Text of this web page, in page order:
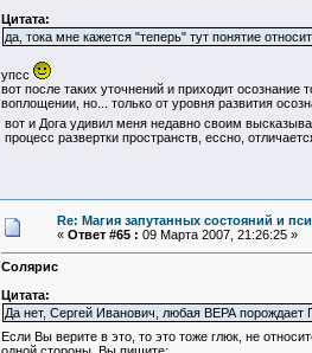
Цитата:
да, тока мне кажется "теперь" тут понятие
упсс
вот после таких уточнений и приходит
воплощении, но... только от уровня развития
вот и Дога удивил меня недавно своим
процесс развертки пространств, ессно,
Re: Магия запутанных состояний и
« Ответ #65 : 09 Марта 2007, 21:26:25 »
Солярис
Цитата:
Да нет, Сергей Иванович, любая ВЕРА
Если Вы верите в это, то это тоже глюк, не